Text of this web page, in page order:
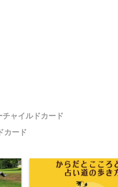
チャイルドカード
カード